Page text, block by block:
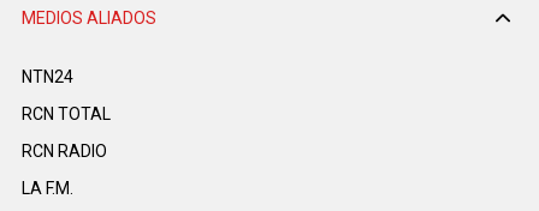
MEDIOS ALIADOS
NTN24
RCN TOTAL
RCN RADIO
LA F.M.